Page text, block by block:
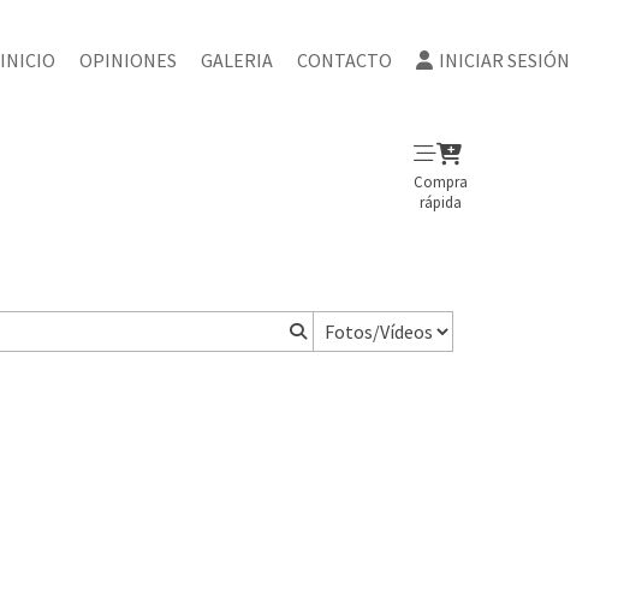
INICIO OPINIONES GALERIA CONTACTO INICIAR SESIÓN
Compra
rápida